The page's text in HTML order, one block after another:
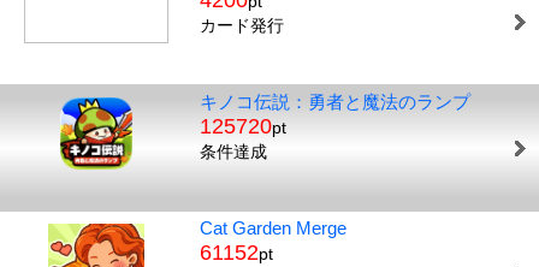
カード発行
キノコ伝説：勇者と魔法のランプ
125720pt
条件達成
Cat Garden Merge
61152pt